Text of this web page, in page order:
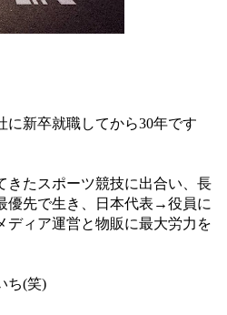
に新卒就職してから30年です
きたスポーツ競技に出合い、長
優先で生き、日本代表→役員に
ディア運営と物販に最大労力を
ち(笑)